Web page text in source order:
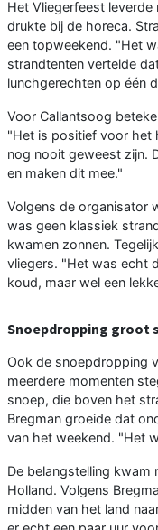
Het Vliegerfeest
drukte bij de horeca.
een topweekend. "Het
strandtenten vertelde
lunchgerechten op één
Voor Callantsoog
"Het is positief voor het
nog nooit geweest zijn.
en maken dit mee."
Volgens de organisator
was geen klassiek
kwamen zonnen.
vliegers. "Het was echt
koud, maar wel een
Snoepdropping groot
Ook de snoepdropping
meerdere momenten
snoep, die boven het
Bregman groeide dat
van het weekend. "Het
De belangstelling kwam
Holland. Volgens
midden van het land